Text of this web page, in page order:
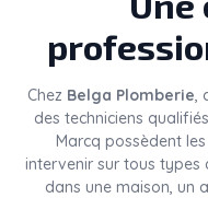
Chez Belga Plomberie
des techniciens
Marcq possèdent
intervenir sur tous types
dans une maison, un